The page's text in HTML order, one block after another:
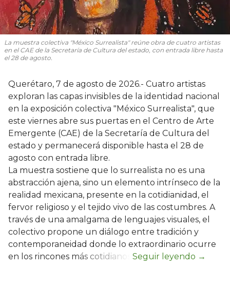
La muestra colectiva "México Surrealista" reúne obra de cuatro artistas
en el CAE de la Secretaría de Cultura del estado, con entrada libre hasta
el 28 de agosto.
Querétaro, 7 de agosto de 2026.- Cuatro artistas
exploran las capas invisibles de la identidad nacional
en la exposición colectiva "México Surrealista", que
este viernes abre sus puertas en el Centro de Arte
Emergente (CAE) de la Secretaría de Cultura del
estado y permanecerá disponible hasta el 28 de
agosto con entrada libre.
La muestra sostiene que lo surrealista no es una
abstracción ajena, sino un elemento intrínseco de la
realidad mexicana, presente en la cotidianidad, el
fervor religioso y el tejido vivo de las costumbres. A
través de una amalgama de lenguajes visuales, el
colectivo propone un diálogo entre tradición y
contemporaneidad donde lo extraordinario ocurre
en los rincones más cotidianos.